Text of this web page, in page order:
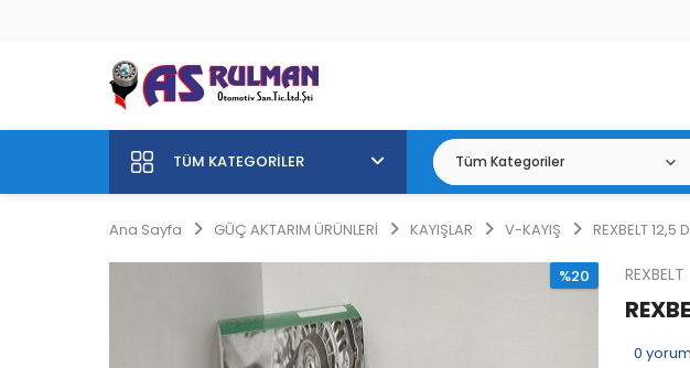
TÜM KATEGORILER
Ana Sayfa GÜÇ AKTARIM ÜRÜNLERİ KAYIŞLAR V-KAYIŞ REXBELT 12,5
%20 REXBELT
0 yorum